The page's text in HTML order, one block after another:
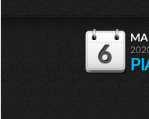
6